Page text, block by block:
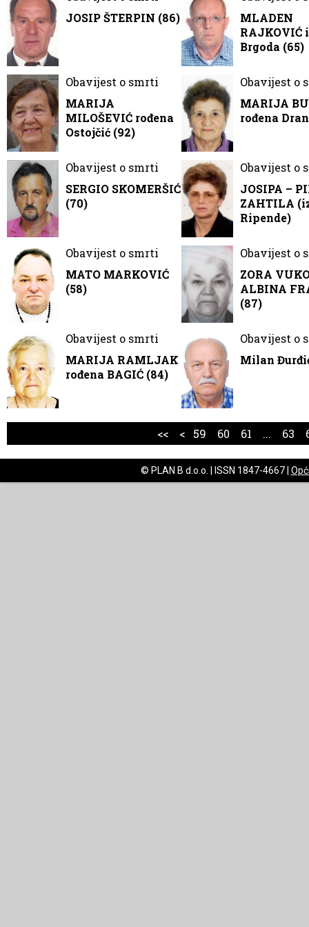
JOSIP ŠTERPIN (86)
MLADEN
RAJKOVIĆ
Brgoda (65)
Obavijest o smrti
MARIJA
MILOŠEVIĆ rođena
Ostojčić (92)
Obavijest o
MARIJA
rođena
Obavijest o smrti
SERGIO SKOMERŠIĆ
(70)
Obavijest o
JOSIPA –
ZAHTILA
Ripende)
Obavijest o smrti
MATO MARKOVIĆ
(58)
Obavijest o
ZORA
ALBINA
(87)
Obavijest o smrti
MARIJA RAMLJAK
rođena BAGIĆ (84)
Obavijest o
Milan
<< < 59 60 61 ... 63
© PLAN B d.o.o. | ISSN 1847-4667 |